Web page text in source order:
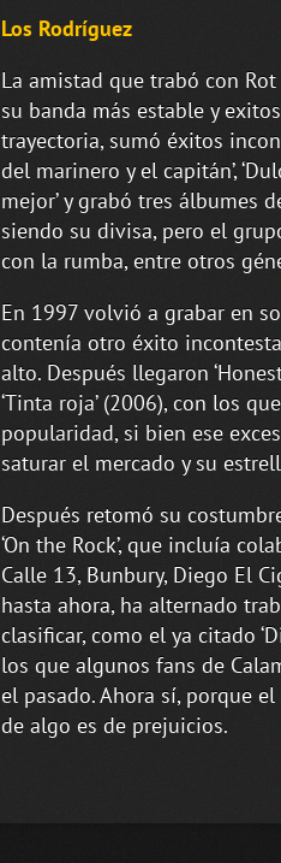
Los Rodríguez
La amistad que trabó con
su banda más estable y
trayectoria, sumó éxitos
del marinero y el capitán’,
mejor’ y grabó tres álbumes
siendo su divisa, pero el
con la rumba, entre otros
En 1997 volvió a grabar en
contenía otro éxito
alto. Después llegaron
‘Tinta roja’ (2006), con los
popularidad, si bien ese
saturar el mercado y su
Después retomó su
‘On the Rock’, que incluía
Calle 13, Bunbury, Diego El
hasta ahora, ha alternado
clasificar, como el ya citado
los que algunos fans de
el pasado. Ahora sí, porque
de algo es de prejuicios.